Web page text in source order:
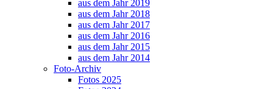
aus dem Jahr 2019
aus dem Jahr 2018
aus dem Jahr 2017
aus dem Jahr 2016
aus dem Jahr 2015
aus dem Jahr 2014
Foto-Archiv
Fotos 2025